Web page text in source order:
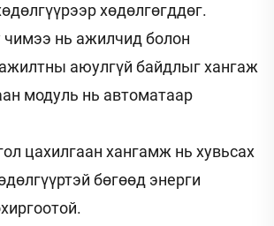
хөдөлгөгддөг.
чимээ нь ажилчид болон
аюулгүй байдлыг хангаж
модуль нь автоматаар
цахилгаан хангамж нь хувьсах
бөгөөд энерги